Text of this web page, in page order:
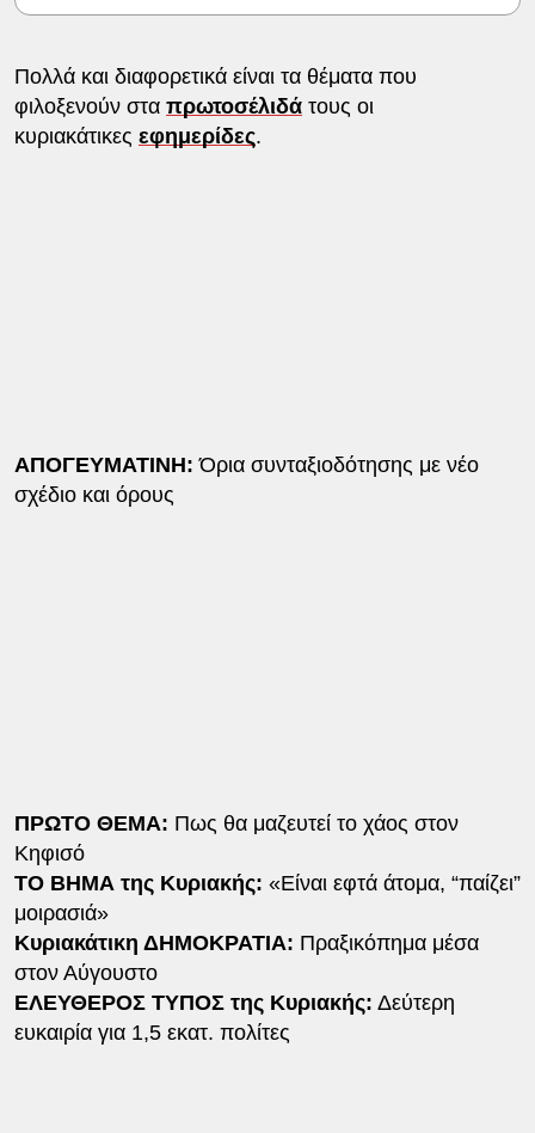
Πολλά και διαφορετικά είναι τα θέματα που
φιλοξενούν στα πρωτοσέλιδάτους οι
κυριακάτικες εφημερίδες.
ΑΠΟΓΕΥΜΑΤΙΝΗ:Όρια συνταξιοδότησης με νέο
σχέδιο και όρους
ΠΡΩΤΟ ΘΕΜΑ: Πως θα μαζευτεί το χάος στον
Κηφισό
ΤΟ ΒΗΜΑ της Κυριακής: «Είναι εφτά άτομα, “παίζει”
μοιρασιά»
Κυριακάτικη ΔΗΜΟΚΡΑΤΙΑ: Πραξικόπημα μέσα
στον Αύγουστο
ΕΛΕΥΘΕΡΟΣ ΤΥΠΟΣ της Κυριακής: Δεύτερη
ευκαιρία για 1,5 εκατ. πολίτες